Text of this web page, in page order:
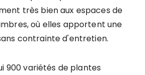
très bien aux espaces de
où elles apportent une
contrainte d'entretien.
900 variétés de plantes